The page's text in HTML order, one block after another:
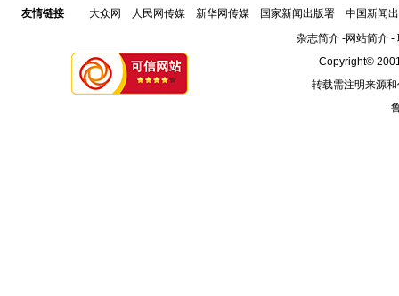
友情链接 大众网 人民网传媒 新华网传媒 国家新闻出版署
中国新闻
杂志简介-网站简介-
Copyright©
转载需注明来源